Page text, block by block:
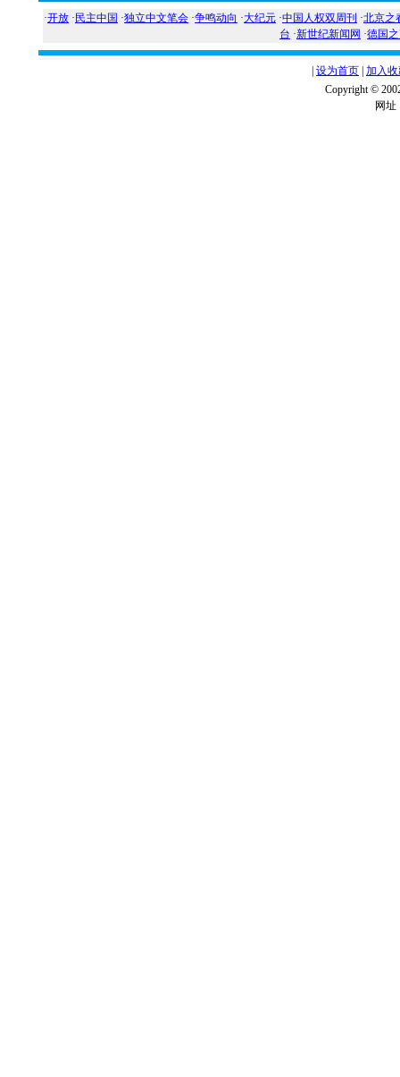
·开放 · 民主中国 ·独立中文笔会 ·争鸣动向 ·大纪元 ·中国人权双周刊 ·北京之
台 ·新世纪新闻网 ·德国
设为首页 加入
Copyright ©
网址